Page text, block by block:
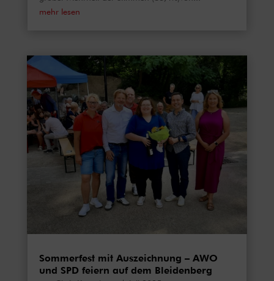
mehr lesen
Sommerfest mit Auszeichnung – AWO
und SPD feiern auf dem Bleidenberg